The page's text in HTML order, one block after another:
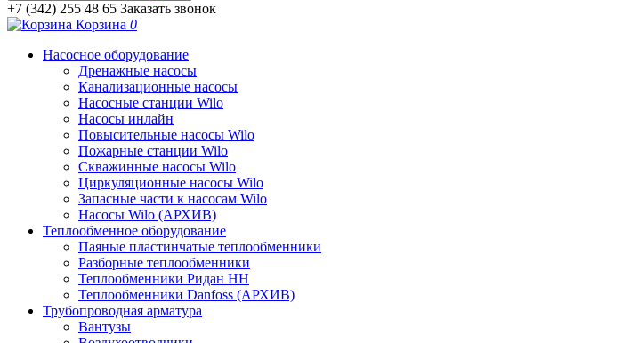
+7 (342) 255 48 65 Заказать звонок
Корзина 0
Насосное оборудование
Дренажные насосы
Канализационные насосы
Насосные станции Wilo
Насосы инлайн
Повысительные насосы Wilo
Пожарные станции Wilo
Скважинные насосы Wilo
Циркуляционные насосы Wilo
Запасные части к насосам Wilo
Насосы Wilo (АРХИВ)
Теплообменное оборудование
Паяные пластинчатые теплообменники
Разборные теплообменники
Теплообменники Ридан НН
Теплообменники Danfoss (АРХИВ)
Трубопроводная арматура
Вантузы